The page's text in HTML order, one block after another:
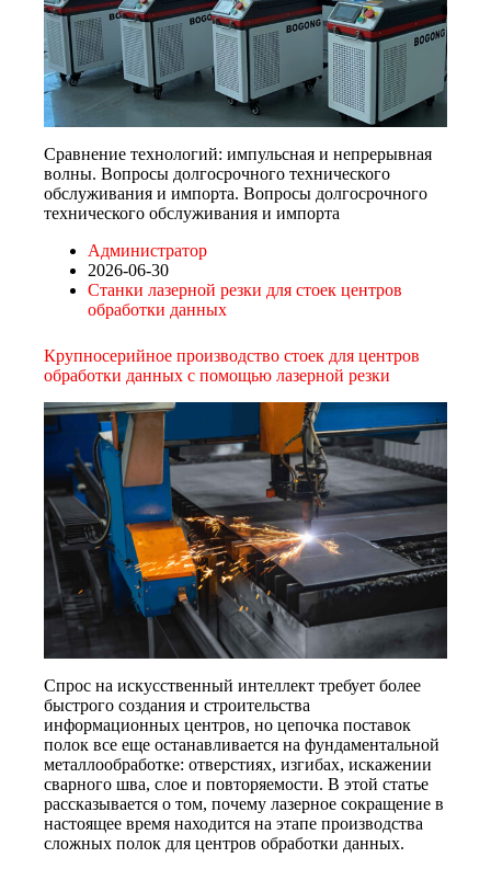
Сравнение технологий: импульсная и непрерывная
волны. Вопросы долгосрочного технического
обслуживания и импорта. Вопросы долгосрочного
технического обслуживания и импорта
Администратор
2026-06-30
Станки лазерной резки для стоек центров
обработки данных
Крупносерийное производство стоек для центров
обработки данных с помощью лазерной резки
Спрос на искусственный интеллект требует более
быстрого создания и строительства
информационных центров, но цепочка поставок
полок все еще останавливается на фундаментальной
металлообработке: отверстиях, изгибах, искажении
сварного шва, слое и повторяемости. В этой статье
рассказывается о том, почему лазерное сокращение в
настоящее время находится на этапе производства
сложных полок для центров обработки данных.